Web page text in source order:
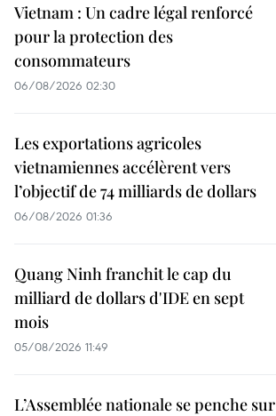
Vietnam : Un cadre légal renforcé
pour la protection des
consommateurs
06/08/2026 02:30
Les exportations agricoles
vietnamiennes accélèrent vers
l’objectif de 74 milliards de dollars
06/08/2026 01:36
Quang Ninh franchit le cap du
milliard de dollars d'IDE en sept
mois
05/08/2026 11:49
L’Assemblée nationale se penche sur